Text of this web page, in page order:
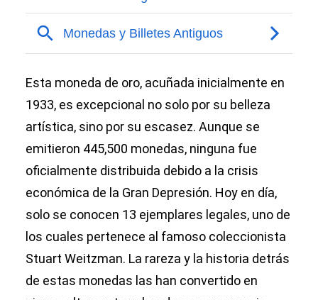
Esta moneda de oro, acuñada inicialmente en
1933, es excepcional no solo por su belleza
artística, sino por su escasez. Aunque se
emitieron 445,500 monedas, ninguna fue
oficialmente distribuida debido a la crisis
económica de la Gran Depresión. Hoy en día,
solo se conocen 13 ejemplares legales, uno de
los cuales pertenece al famoso coleccionista
Stuart Weitzman. La rareza y la historia detrás
de estas monedas las han convertido en